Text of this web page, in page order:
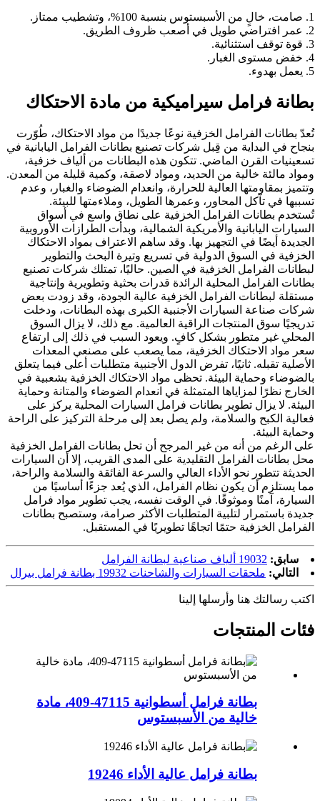
1. صامت، خالٍ من الأسبستوس بنسبة 100%، وتشطيب ممتاز.
2. عمر افتراضي طويل في أصعب ظروف الطريق.
3. قوة توقف استثنائية.
4. خفض مستوى الغبار.
5. يعمل بهدوء.
بطانة فرامل سيراميكية من مادة الاحتكاك
تُعدّ بطانات الفرامل الخزفية نوعًا جديدًا من مواد الاحتكاك، طُوّرت
بنجاح في البداية من قِبل شركات تصنيع بطانات الفرامل اليابانية في
تسعينيات القرن الماضي. تتكون هذه البطانات من ألياف خزفية،
ومواد مالئة خالية من الحديد، ومواد لاصقة، وكمية قليلة من المعدن.
وتتميز بمقاومتها العالية للحرارة، وانعدام الضوضاء والغبار، وعدم
تسببها في تآكل المحاور، وعمرها الطويل، وملاءمتها للبيئة.
تُستخدم بطانات الفرامل الخزفية على نطاق واسع في أسواق
السيارات اليابانية والأمريكية الشمالية، وبدأت الطرازات الأوروبية
الجديدة أيضًا في التجهيز بها. وقد ساهم الاعتراف بمواد الاحتكاك
الخزفية في السوق الدولية في تسريع وتيرة البحث والتطوير
لبطانات الفرامل الخزفية في الصين. حاليًا، تمتلك شركات تصنيع
بطانات الفرامل المحلية الرائدة قدرات بحثية وتطويرية وإنتاجية
مستقلة لبطانات الفرامل الخزفية عالية الجودة، وقد زودت بعض
شركات صناعة السيارات الأجنبية الكبرى بهذه البطانات، ودخلت
تدريجيًا سوق المنتجات الراقية العالمية. مع ذلك، لا يزال السوق
المحلي غير متطور بشكل كافٍ. ويعود السبب في ذلك إلى ارتفاع
سعر مواد الاحتكاك الخزفية، مما يصعب على مصنعي المعدات
الأصلية تقبله. ثانيًا، تفرض الدول الأجنبية متطلبات أعلى فيما يتعلق
بالضوضاء وحماية البيئة. تحظى مواد الاحتكاك الخزفية بشعبية في
الخارج نظرًا لمزاياها المتمثلة في انعدام الضوضاء والمتانة وحماية
البيئة. لا يزال تطوير بطانات فرامل السيارات المحلية يركز على
فعالية الكبح والسلامة، ولم يصل بعد إلى مرحلة التركيز على الراحة
وحماية البيئة.
على الرغم من أنه من غير المرجح أن تحل بطانات الفرامل الخزفية
محل بطانات الفرامل التقليدية على المدى القريب، إلا أن السيارات
الحديثة تتطور نحو الأداء العالي والسرعة الفائقة والسلامة والراحة،
مما يستلزم أن يكون نظام الفرامل، الذي يُعد جزءًا أساسيًا من
السيارة، آمنًا وموثوقًا. في الوقت نفسه، يجب تطوير مواد فرامل
جديدة باستمرار لتلبية المتطلبات الأكثر صرامة، وستصبح بطانات
الفرامل الخزفية حتمًا اتجاهًا تطويريًا في المستقبل.
سابق: 19032 ألياف صناعية لبطانة الفرامل
التالي: ملحقات السيارات والشاحنات 19932 بطانة فرامل بيرال
اكتب رسالتك هنا وأرسلها إلينا
فئات المنتجات
بطانة فرامل أسطوانية 47115-409، مادة
خالية من الأسبستوس
بطانة فرامل عالية الأداء 19246